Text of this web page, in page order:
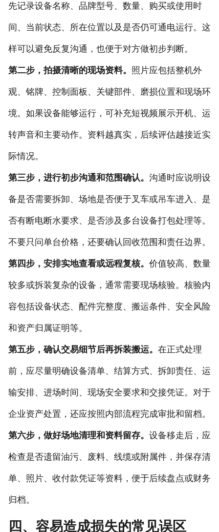
先记录设备名称、品牌型号、数量、购买或使用时
间、当前状态、所在位置以及是否仍可通电运行。这
样可以避免反复沟通，也便于对方做初步判断。
第二步，拍摄清晰的现场资料。 照片应包括整机外
观、铭牌、控制面板、关键部件、磨损位置和现场环
境。如果设备能够运行，可补充短视频展示开机、运
转声音和主要动作。资料越真实，后续评估越接近实
际情况。
第三步，进行初步沟通和范围确认。 沟通时应说明设
备是否需要拆卸、场地是否便于叉车或吊车进入、是
否有断电断水要求、是否涉及多台设备打包处理等。
不要只问单台价格，还要确认回收范围和责任边界。
第四步，安排实地查看或远程复核。 价值较高、数量
较多或拆装复杂的设备，通常需要现场核验。核验内
容包括设备状态、配件完整度、搬运条件、安全风险
和资产归属证明等。
第五步，确认交易细节后再拆装搬运。 在正式处理
前，应尽量明确设备清单、结算方式、拆卸责任、运
输安排、进场时间、现场安全要求和交接凭证。对于
企业资产处置，还应按照内部流程完成审批和留档。
第六步，做好场地清理和资料留存。 设备移走后，应
检查是否遗留油污、废料、线缆或附属件，并保存清
单、照片、收付款凭证等资料，便于后续盘点或财务
归档。
四、容易造成损失的常见误区